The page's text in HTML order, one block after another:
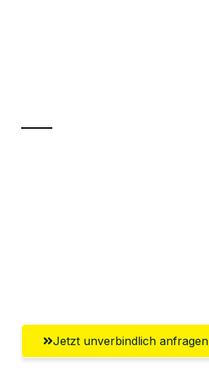
Jetzt unverbindlich anfragen